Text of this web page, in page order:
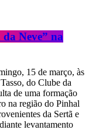
Neve” na
15 de março, às
do Clube da
de uma formação
na região do Pinhal
da Sertã e
levantamento